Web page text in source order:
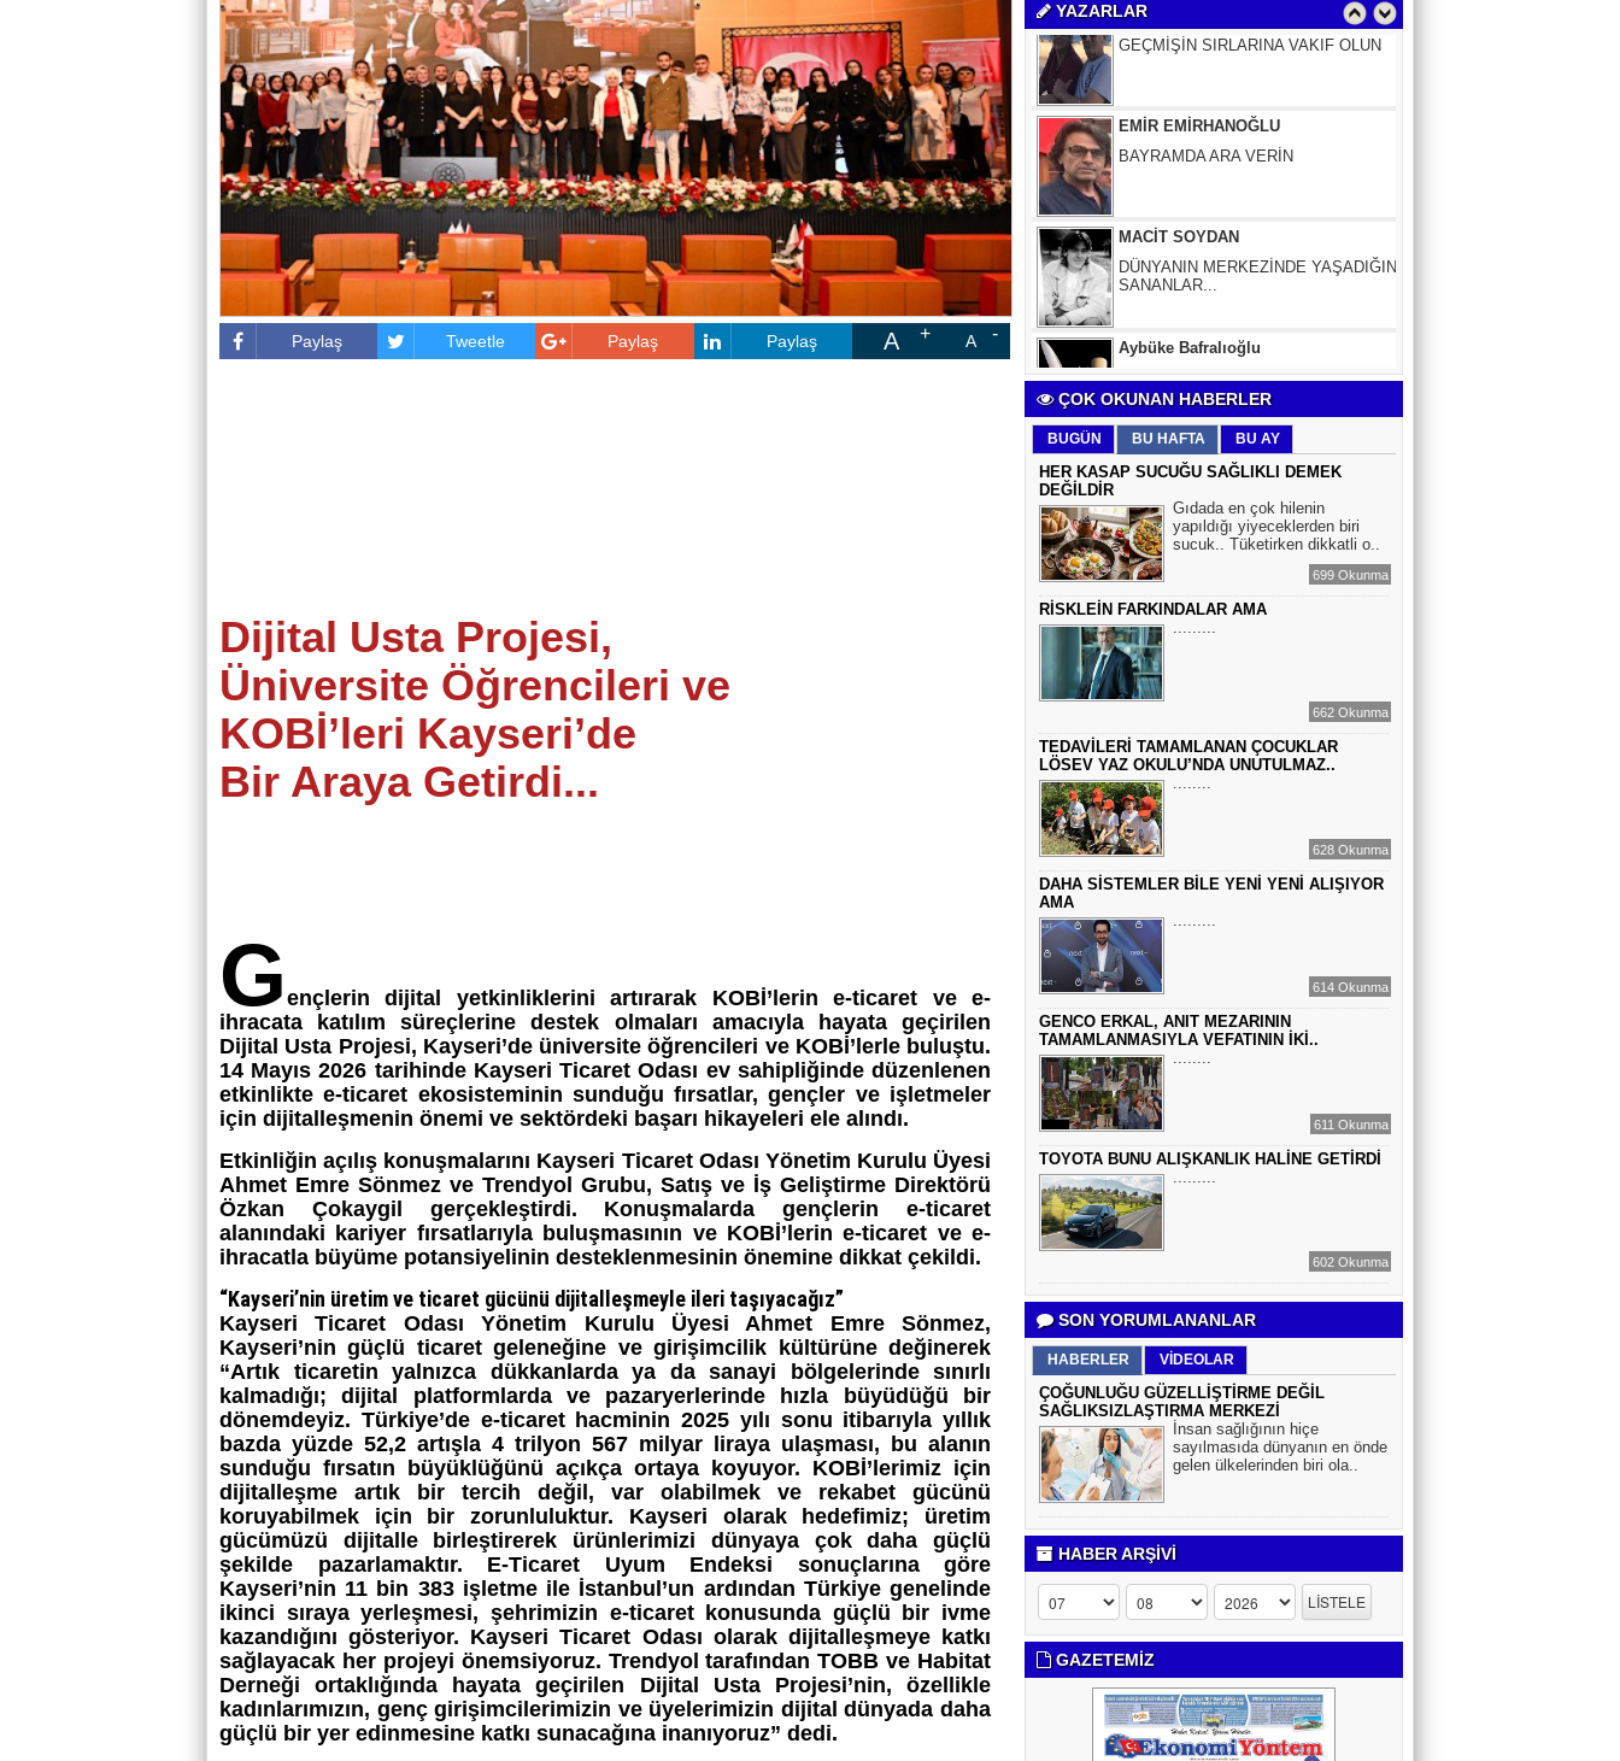
Paylaş Tweetle Paylaş Paylaş A A
Dijital Usta Projesi,
Üniversite Öğrencileri ve
KOBİ’leri Kayseri’de
Bir Araya Getirdi...
G ençlerin dijital yetkinliklerini artırarak KOBİ’lerin e-ticaret ve e-
ihracata katılım süreçlerine destek olmaları amacıyla hayata geçirilen
Dijital Usta Projesi, Kayseri’de üniversite öğrencileri ve KOBİ’lerle buluştu.
14 Mayıs 2026 tarihinde Kayseri Ticaret Odası ev sahipliğinde düzenlenen
etkinlikte e-ticaret ekosisteminin sunduğu fırsatlar, gençler ve işletmeler
için dijitalleşmenin önemi ve sektördeki başarı hikayeleri ele alındı.
Etkinliğin açılış konuşmalarını Kayseri Ticaret Odası Yönetim Kurulu Üyesi
Ahmet Emre Sönmez ve Trendyol Grubu, Satış ve İş Geliştirme Direktörü
Özkan Çokaygil gerçekleştirdi. Konuşmalarda gençlerin e-ticaret
alanındaki kariyer fırsatlarıyla buluşmasının ve KOBİ’lerin e-ticaret ve e-
ihracatla büyüme potansiyelinin desteklenmesinin önemine dikkat çekildi.
“Kayseri’nin üretim ve ticaret gücünü dijitalleşmeyle ileri taşıyacağız”
Kayseri Ticaret Odası Yönetim Kurulu Üyesi Ahmet Emre Sönmez,
Kayseri’nin güçlü ticaret geleneğine ve girişimcilik kültürüne değinerek
“Artık ticaretin yalnızca dükkanlarda ya da sanayi bölgelerinde sınırlı
kalmadığı; dijital platformlarda ve pazaryerlerinde hızla büyüdüğü bir
dönemdeyiz. Türkiye’de e-ticaret hacminin 2025 yılı sonu itibarıyla yıllık
bazda yüzde 52,2 artışla 4 trilyon 567 milyar liraya ulaşması, bu alanın
sunduğu fırsatın büyüklüğünü açıkça ortaya koyuyor. KOBİ’lerimiz için
dijitalleşme artık bir tercih değil, var olabilmek ve rekabet gücünü
koruyabilmek için bir zorunluluktur. Kayseri olarak hedefimiz; üretim
gücümüzü dijitalle birleştirerek ürünlerimizi dünyaya çok daha güçlü
şekilde pazarlamaktır. E-Ticaret Uyum Endeksi sonuçlarına göre
Kayseri’nin 11 bin 383 işletme ile İstanbul’un ardından Türkiye genelinde
ikinci sıraya yerleşmesi, şehrimizin e-ticaret konusunda güçlü bir ivme
kazandığını gösteriyor. Kayseri Ticaret Odası olarak dijitalleşmeye katkı
sağlayacak her projeyi önemsiyoruz. Trendyol tarafından TOBB ve Habitat
Derneği ortaklığında hayata geçirilen Dijital Usta Projesi’nin, özellikle
kadınlarımızın, genç girişimcilerimizin ve üyelerimizin dijital dünyada daha
güçlü bir yer edinmesine katkı sunacağına inanıyoruz” dedi.
YAZARLAR
EMİR EMİRHANOĞLU
MACİT SOYDAN
Aybüke Bafralıoğlu
TURİZM VE EĞİTİM
Mr.Hiko...
KORKU VE ŞÜPHE
DÜŞMANLARINIZDIR...
Çiğdem Yorgancıoğlu
İkilikli ve İkircikli Tabiat Diyalektiğinde
Mobius Spiral Mucizeler, Akış ve Doğa
Döngüsünün Bilgeliği...
GEÇMİŞİN SIRLARINA VAKIF OLUN
EMİR EMİRHANOĞLU
BAYRAMDA ARA VERİN
MACİT SOYDAN
DÜNYANIN MERKEZİNDE YAŞADIĞINI
SANANLAR...
ÇOK OKUNAN HABERLER
BUGÜN BU HAFTA BU AY
HER KASAP SUCUĞU SAĞLIKLI DEMEK
DEĞİLDİR
Gıdada en çok hilenin
yapıldığı yiyeceklerden biri
sucuk.. Tüketirken dikkatli o..
699 Okunma
RİSKLEİN FARKINDALAR AMA
.........
662 Okunma
TEDAVİLERİ TAMAMLANAN ÇOCUKLAR
LÖSEV YAZ OKULU’NDA UNUTULMAZ..
........
628 Okunma
DAHA SİSTEMLER BİLE YENİ YENİ ALIŞIYOR
AMA
.........
614 Okunma
GENCO ERKAL, ANIT MEZARININ
TAMAMLANMASIYLA VEFATININ İKİ..
........
611 Okunma
TOYOTA BUNU ALIŞKANLIK HALİNE GETİRDİ
.........
602 Okunma
SON YORUMLANANLAR
HABERLER VİDEOLAR
ÇOĞUNLUĞU GÜZELLİŞTİRME DEĞİL
SAĞLIKSIZLAŞTIRMA MERKEZİ
İnsan sağlığının hiçe
sayılmasıda dünyanın en önde
gelen ülkelerinden biri ola..
HABER ARŞİVİ
GAZETEMİZ